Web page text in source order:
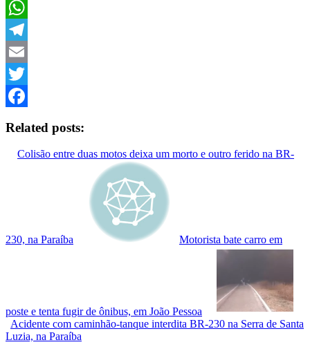
Copy
Link
WhatsApp
Telegram
Email
Twitter
Related posts:
Colisão entre duas motos deixa um morto e outro ferido na BR-
230, na Paraíba Motorista bate carro em
poste e tenta fugir de ônibus, em João Pessoa
Acidente com caminhão-tanque interdita BR-230 na Serra de Santa
Luzia, na Paraíba